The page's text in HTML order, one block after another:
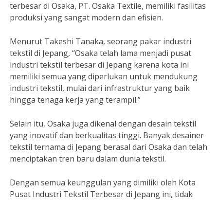
terbesar di Osaka, PT. Osaka Textile, memiliki fasilitas
produksi yang sangat modern dan efisien.
Menurut Takeshi Tanaka, seorang pakar industri
tekstil di Jepang, “Osaka telah lama menjadi pusat
industri tekstil terbesar di Jepang karena kota ini
memiliki semua yang diperlukan untuk mendukung
industri tekstil, mulai dari infrastruktur yang baik
hingga tenaga kerja yang terampil.”
Selain itu, Osaka juga dikenal dengan desain tekstil
yang inovatif dan berkualitas tinggi. Banyak desainer
tekstil ternama di Jepang berasal dari Osaka dan telah
menciptakan tren baru dalam dunia tekstil.
Dengan semua keunggulan yang dimiliki oleh Kota
Pusat Industri Tekstil Terbesar di Jepang ini, tidak